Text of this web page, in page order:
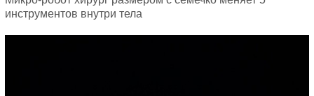
инструментов внутри тела